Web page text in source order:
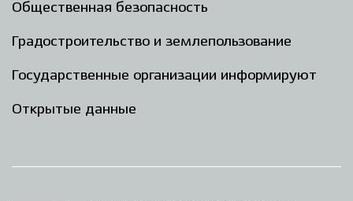
Общественная безопасность
Градостроительство и землепользование
Государственные организации информируют
Открытые данные